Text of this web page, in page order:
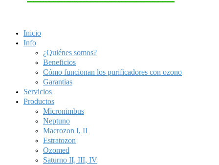
Inicio
Info
¿Quiénes somos?
Beneficios
Cómo funcionan los purificadores con ozono
Garantias
Servicios
Productos
Micronimbus
Neptuno
Macrozon I, II
Estratozon
Ozomed
Saturno II, III, IV